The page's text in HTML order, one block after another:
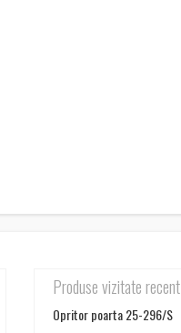
Produse vizitate recent
Opritor poarta 25-296/S